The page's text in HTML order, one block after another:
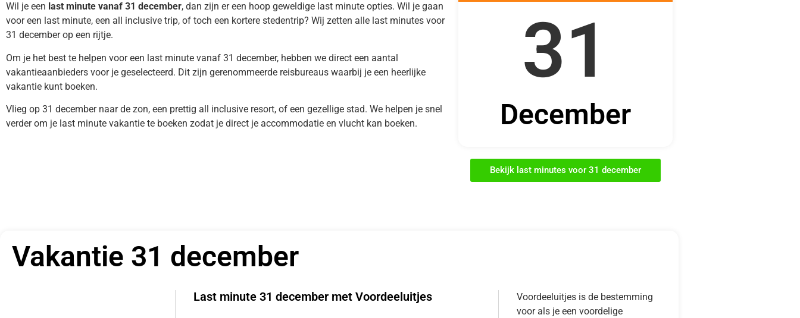
Wil je een last minute vanaf 31 december, dan zijn er een hoop geweldige last minute opties. Wil je gaan
voor een last minute, een all inclusive trip, of toch een kortere stedentrip? Wij zetten alle last minutes voor
31 december op een rijtje.
Om je het best te helpen voor een last minute vanaf 31 december, hebben we direct een aantal
vakantieaanbieders voor je geselecteerd. Dit zijn gerenommeerde reisbureaus waarbij je een heerlijke
vakantie kunt boeken.
Vlieg op 31 december naar de zon, een prettig all inclusive resort, of een gezellige stad. We helpen je snel
verder om je last minute vakantie te boeken zodat je direct je accommodatie en vlucht kan boeken.
31
December
Bekijk last minutes voor 31 december
Vakantie 31 december
Last minute 31 december met Voordeeluitjes
Voordeeluitjes is de bestemming
voor als je een voordelige